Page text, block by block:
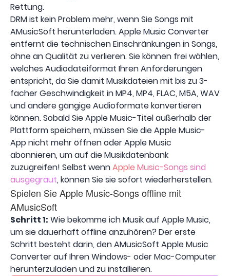
Rettung.
DRM ist kein Problem mehr, wenn Sie Songs mit
AMusicSoft herunterladen. Apple Music Converter
entfernt die technischen Einschränkungen in Songs,
ohne an Qualität zu verlieren. Sie können frei wählen,
welches Audiodateiformat Ihren Anforderungen
entspricht, da Sie damit Musikdateien mit bis zu 3-
facher Geschwindigkeit in MP4, MP4, FLAC, M5A, WAV
und andere gängige Audioformate konvertieren
können. Sobald Sie Apple Music-Titel außerhalb der
Plattform speichern, müssen Sie die Apple Music-
App nicht mehr öffnen oder Apple Music
abonnieren, um auf die Musikdatenbank
zuzugreifen! Selbst wennApple Music-Songs sind
ausgegraut, können Sie sie sofort wiederherstellen.
Spielen Sie Apple Music-Songs offline mit
AMusicSoft
Schritt 1: Wie bekomme ich Musik auf Apple Music,
um sie dauerhaft offline anzuhören? Der erste
Schritt besteht darin, den AMusicSoft Apple Music
Converter auf Ihren Windows- oder Mac-Computer
herunterzuladen und zu installieren.